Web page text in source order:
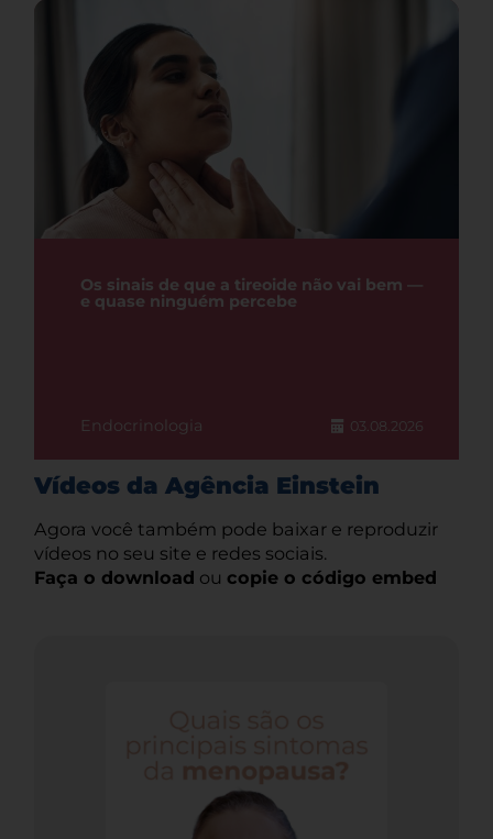
Os sinais de que a tireoide não vai bem —
e quase ninguém percebe
Endocrinologia 03.08.2026
Vídeos da Agência Einstein
Agora você também pode baixar e reproduzir
vídeos no seu site e redes sociais.
Faça o download ou copie o código embed